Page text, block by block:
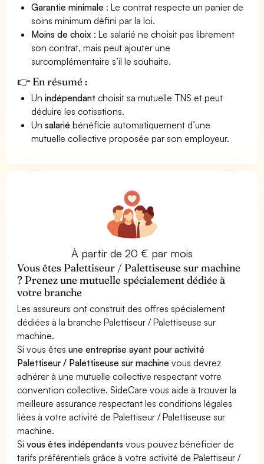
Garantie minimale : Le contrat respecte un panier de
soins minimum défini par la loi.
Moins de choix : Le salarié ne choisit pas librement
son contrat, mais peut ajouter une
surcomplémentaire s’il le souhaite.
👉 En résumé :
Unindépendant choisit sa mutuelle TNS et peut
déduire les cotisations.
Unsalarié bénéficie automatiquement d’une
mutuelle collective proposée par son employeur.
À partir de 20 € par mois
Vous êtes Palettiseur / Palettiseuse sur machine
? Prenez une mutuelle spécialement dédiée à
votre branche
Les assureurs ont construit des offres spécialement
dédiées à la branche Palettiseur / Palettiseuse sur
machine.
Si vous êtesune entreprise ayant pour activité
Palettiseur / Palettiseuse sur machine vous devrez
adhérer à une mutuelle collective respectant votre
convention collective. SideCare vous aide à trouver la
meilleure assurance respectant les conditions légales
liées à votre activité de Palettiseur / Palettiseuse sur
machine.
Sivous êtes indépendants vous pouvez bénéficier de
tarifs préférentiels grâce à votre activité de Palettiseur /